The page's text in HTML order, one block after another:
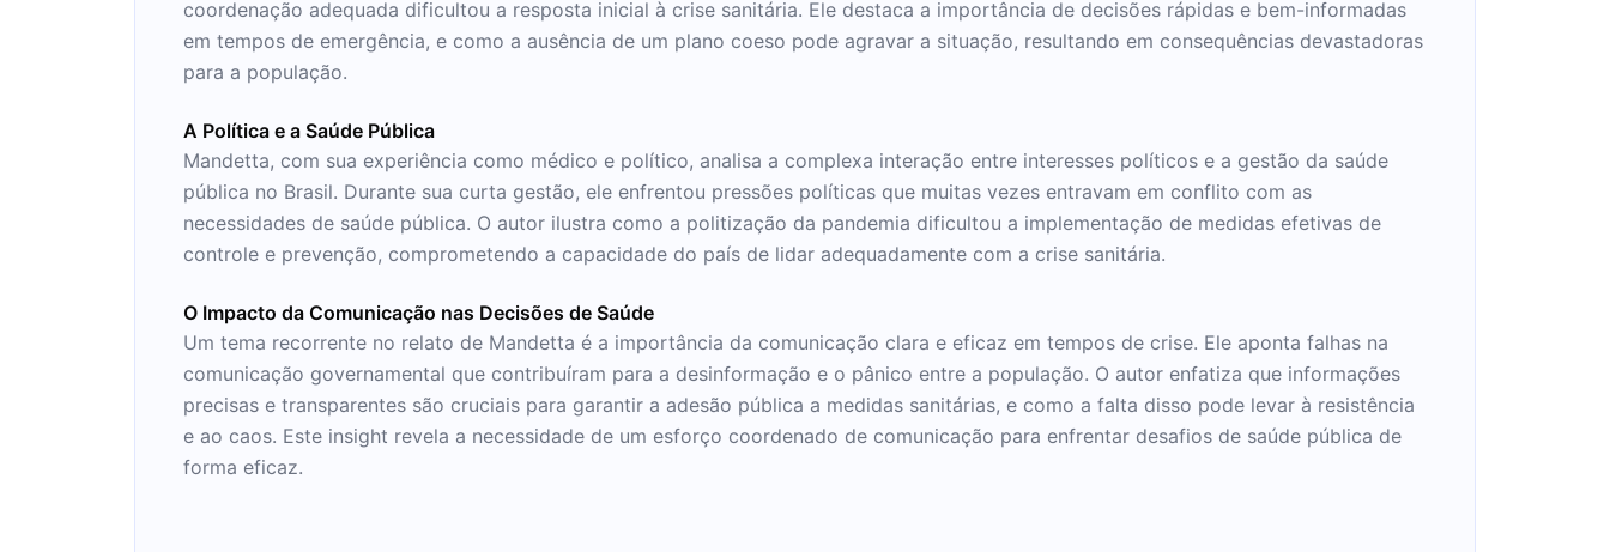
coordenação adequada dificultou a resposta inicial à crise sanitária. Ele destaca a importância de decisões rápidas e bem-informadas
em tempos de emergência, e como a ausência de um plano coeso pode agravar a situação, resultando em consequências devastadoras
para a população.
A Política e a Saúde Pública
Mandetta, com sua experiência como médico e político, analisa a complexa interação entre interesses políticos e a gestão da saúde
pública no Brasil. Durante sua curta gestão, ele enfrentou pressões políticas que muitas vezes entravam em conflito com as
necessidades de saúde pública. O autor ilustra como a politização da pandemia dificultou a implementação de medidas efetivas de
controle e prevenção, comprometendo a capacidade do país de lidar adequadamente com a crise sanitária.
O Impacto da Comunicação nas Decisões de Saúde
Um tema recorrente no relato de Mandetta é a importância da comunicação clara e eficaz em tempos de crise. Ele aponta falhas na
comunicação governamental que contribuíram para a desinformação e o pânico entre a população. O autor enfatiza que informações
precisas e transparentes são cruciais para garantir a adesão pública a medidas sanitárias, e como a falta disso pode levar à resistência
e ao caos. Este insight revela a necessidade de um esforço coordenado de comunicação para enfrentar desafios de saúde pública de
forma eficaz.